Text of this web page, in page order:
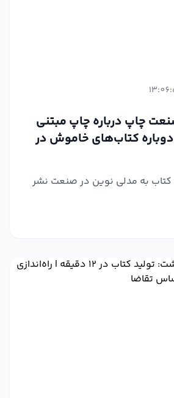
چاپ درباره چاپ مبتنی
دوباره کتاب‌های خاموش در
کتاب به مدلی نوین در صنعت نشر